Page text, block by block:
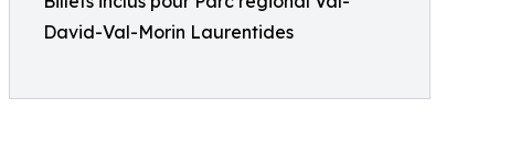
David-Val-Morin Laurentides